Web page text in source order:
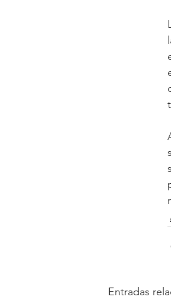
Entradas